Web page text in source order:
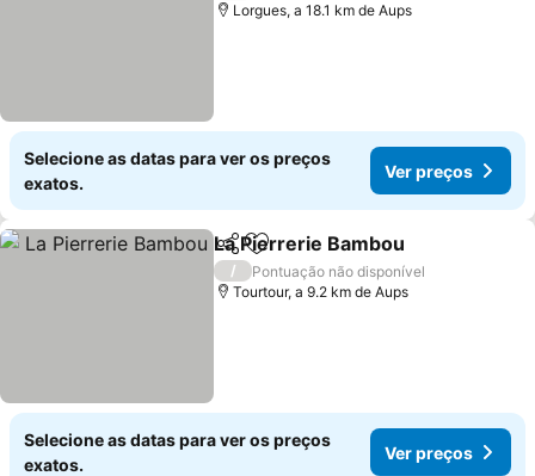
Lorgues, a 18.1 km de Aups
Selecione as datas para ver os preços
exatos.
Ver preços
PartilharAdicionar aos favoritos
La Pierrerie Bambou
/
Pontuação não disponível
Tourtour, a 9.2 km de Aups
Selecione as datas para ver os preços
exatos.
Ver preços